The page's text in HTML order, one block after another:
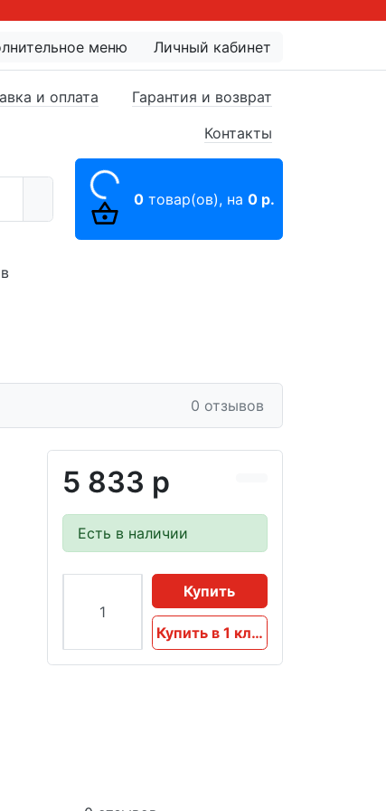
меню Личный кабинет
и оплата
Гарантия и возврат
Контакты
0 товар(ов), на 0 р.
0 отзывов
5 833 р
Есть в наличии
Купить
Купить в 1 клик